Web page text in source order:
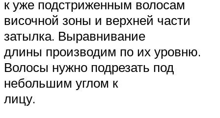
к уже подстриженным волосам
височной зоны и верхней части
затылка. Выравнивание
длины производим по их уровню.
Волосы нужно подрезать под
небольшим углом к
лицу.